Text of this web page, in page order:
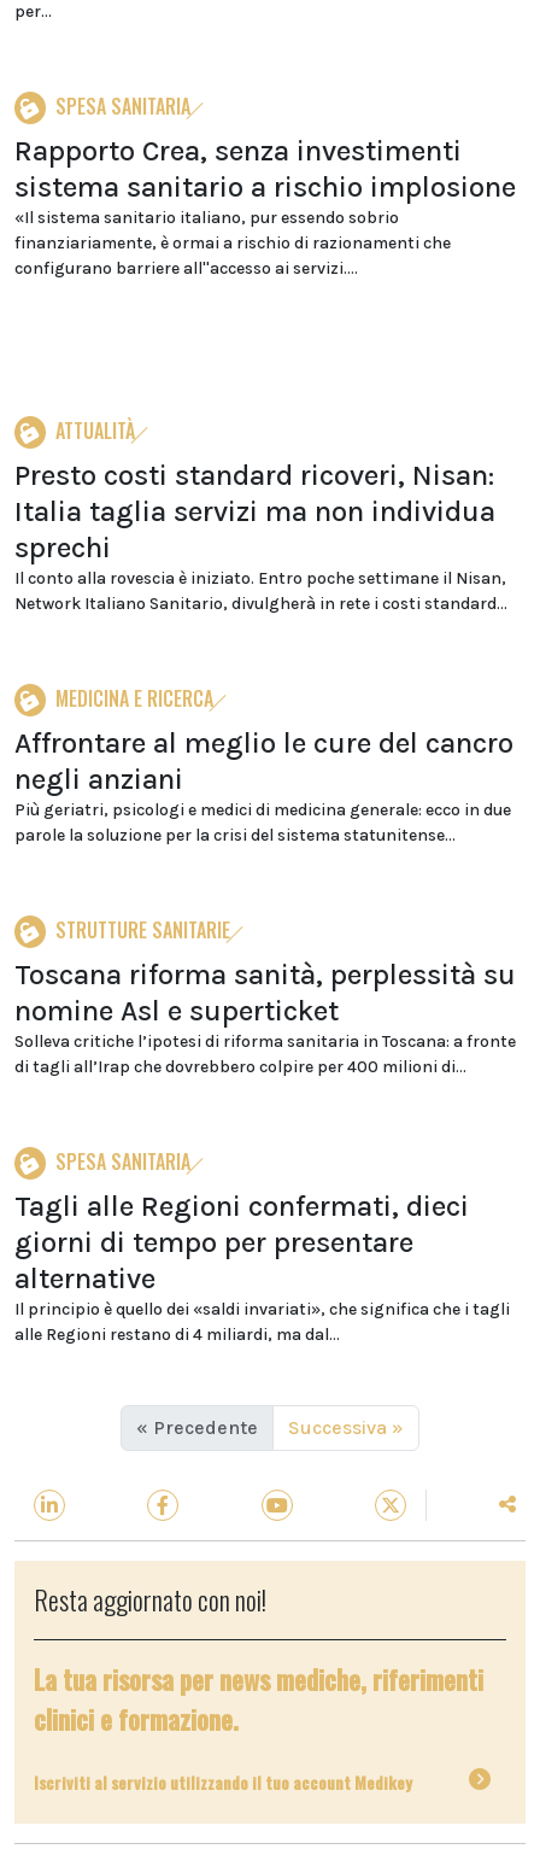
per...
SPESA SANITARIA
Rapporto Crea, senza investimenti
sistema sanitario a rischio implosione
«Il sistema sanitario italiano, pur essendo sobrio
finanziariamente, è ormai a rischio di razionamenti che
configurano barriere all''accesso ai servizi....
ATTUALITÀ
Presto costi standard ricoveri, Nisan:
Italia taglia servizi ma non individua
sprechi
Il conto alla rovescia è iniziato. Entro poche settimane il Nisan,
Network Italiano Sanitario, divulgherà in rete i costi standard...
MEDICINA E RICERCA
Affrontare al meglio le cure del cancro
negli anziani
Più geriatri, psicologi e medici di medicina generale: ecco in due
parole la soluzione per la crisi del sistema statunitense...
STRUTTURE SANITARIE
Toscana riforma sanità, perplessità su
nomine Asl e superticket
Solleva critiche l’ipotesi di riforma sanitaria in Toscana: a fronte
di tagli all’Irap che dovrebbero colpire per 400 milioni di...
SPESA SANITARIA
Tagli alle Regioni confermati, dieci
giorni di tempo per presentare
alternative
Il principio è quello dei «saldi invariati», che significa che i tagli
alle Regioni restano di 4 miliardi, ma dal...
« Precedente Successiva »
Resta aggiornato con noi!
La tua risorsa per news mediche, riferimenti
clinici e formazione.
Iscriviti al servizio utilizzando il tuo account Medikey